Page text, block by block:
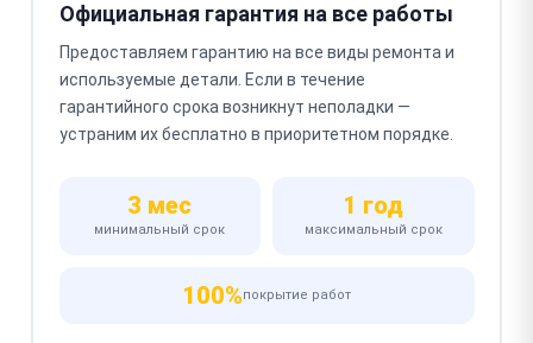
Официальная гарантия на все работы
Предоставляем гарантию на все виды ремонта и
используемые детали. Если в течение
гарантийного срока возникнут неполадки —
устраним их бесплатно в приоритетном порядке.
3 мес
минимальный срок
1 год
максимальный срок
100%покрытие работ